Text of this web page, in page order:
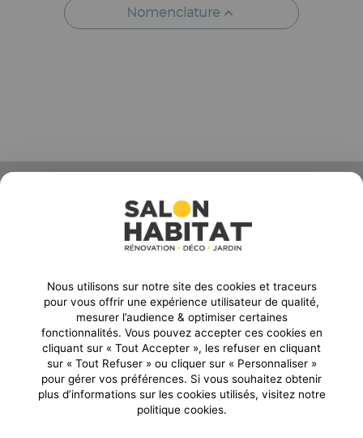
Nomenclature
Email
23 rue Ponchardier
42010 Saint-Etienne
Cedex2
CONTACTEZ-NOUS
04 77 45 55 45
Boulevard Jules Janin /
Allée des Olympiades
42000-Saint Etienne
Nous utilisons sur notre site des cookies et traceurs
pour vous offrir une expérience utilisateur de qualité,
mesurer l’audience & optimiser certaines
fonctionnalités. Vous pouvez accepter ces cookies en
cliquant sur « Tout Accepter », les refuser en cliquant
sur « Tout Refuser » ou cliquer sur « Personnaliser »
pour gérer vos préférences. Si vous souhaitez obtenir
plus d’informations sur les cookies utilisés, visitez notre
politique cookies.